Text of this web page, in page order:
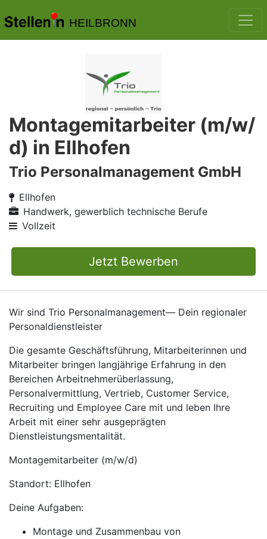
HEILBRONN
Montagemitarbeiter (m/w/
d) in Ellhofen
Trio Personalmanagement GmbH
Ellhofen
Handwerk, gewerblich technische Berufe
Vollzeit
Jetzt Bewerben
Wir sind Trio Personalmanagement— Dein regionaler
Personaldienstleister
Die gesamte Geschäftsführung, Mitarbeiterinnen und
Mitarbeiter bringen langjährige Erfahrung in den
Bereichen Arbeitnehmerüberlassung,
Personalvermittlung, Vertrieb, Customer Service,
Recruiting und Employee Care mit und leben Ihre
Arbeit mit einer sehr ausgeprägten
Dienstleistungsmentalität.
Montagemitarbeiter (m/w/d)
Standort: Ellhofen
Deine Aufgaben:
Montage und Zusammenbau von